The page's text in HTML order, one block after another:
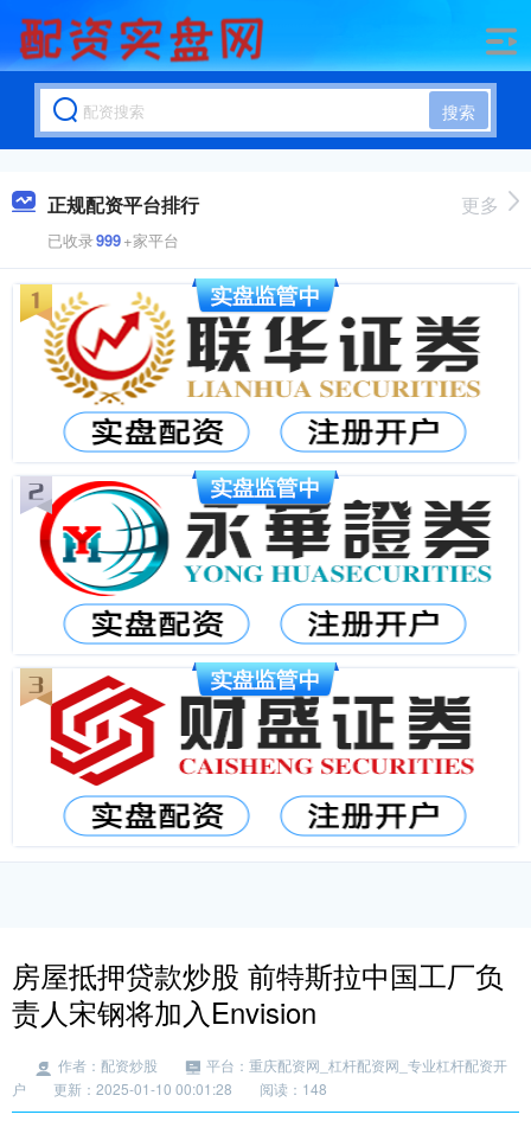
搜索
正规配资平台排行
已收录999+家平台
更多
房屋抵押贷款炒股 前特斯拉中国工厂负
责人宋钢将加入Envision
作者：配资炒股
平台：重庆配资网_杠杆配资网_专业杠杆配资开
户
更新：2025-01-10 00:01:28 阅读：148